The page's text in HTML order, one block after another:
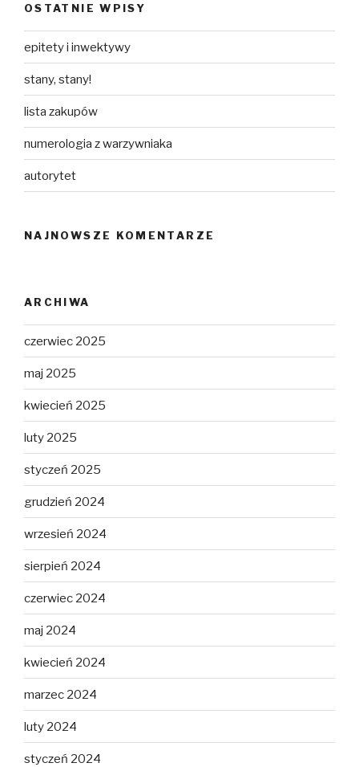
OSTATNIE WPISY
epitety i inwektywy
stany, stany!
lista zakupów
numerologia z warzywniaka
autorytet
NAJNOWSZE KOMENTARZE
ARCHIWA
czerwiec 2025
maj 2025
kwiecień 2025
luty 2025
styczeń 2025
grudzień 2024
wrzesień 2024
sierpień 2024
czerwiec 2024
maj 2024
kwiecień 2024
marzec 2024
luty 2024
styczeń 2024